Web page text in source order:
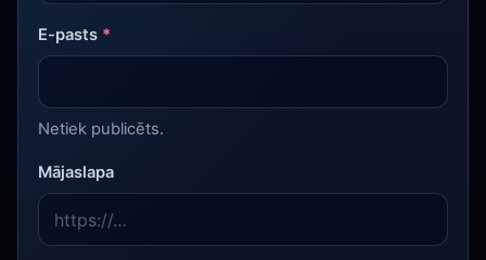
E-pasts *
Netiek publicēts.
Mājaslapa